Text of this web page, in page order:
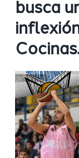
busca
Ver
imagen
más
grande